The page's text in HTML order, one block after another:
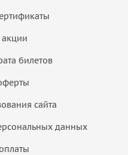
билетов
сайта
данных